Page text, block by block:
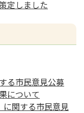
定しました
る市民意見公募
について
関する市民意見